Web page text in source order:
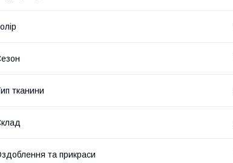
тканини
та прикраси